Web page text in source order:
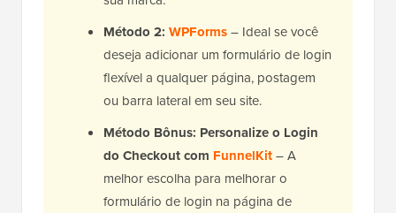
Método 2: WPForms– Ideal se você
deseja adicionar um formulário de login
flexível a qualquer página, postagem
ou barra lateral em seu site.
Método Bônus: Personalize o Login
do Checkout com FunnelKit– A
melhor escolha para melhorar o
formulário de login na página de